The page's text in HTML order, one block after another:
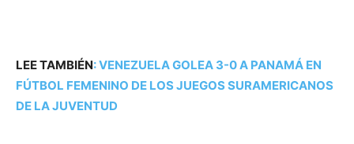
LEE TAMBIÉN:VENEZUELA GOLEA 3-0 A PANAMÁ EN
FÚTBOL FEMENINO DE LOS JUEGOS SURAMERICANOS
DE LA JUVENTUD